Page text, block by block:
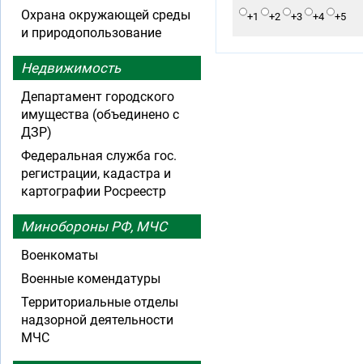
+1 +2 +3 +4 +5
Охрана окружающей среды
и природопользование
Недвижимость
Департамент городского
имущества (объединено с
ДЗР)
Федеральная служба гос.
регистрации, кадастра и
картографии Росреестр
Минобороны РФ, МЧС
Военкоматы
Военные комендатуры
Территориальные отделы
надзорной деятельности
МЧС